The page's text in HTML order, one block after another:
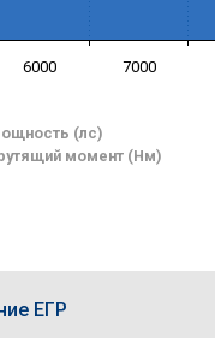
(лс)
момент (Нм)
6000 7000
ЕГР